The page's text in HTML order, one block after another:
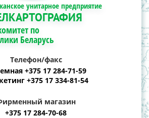
унитарное предприятие
по
Беларусь
Телефон/факс
+375 17 284-71-59
+375 17 334-81-54
магазин
+375 17 284-70-68